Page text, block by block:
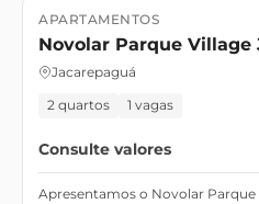
Lançamento
APARTAMENTOS
Novolar Parque Village
Jacarepaguá
2 quartos 1 vagas
Consulte valores
Apresentamos o Novolar Parque